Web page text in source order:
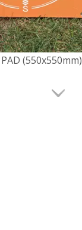
(diag. 600mm)